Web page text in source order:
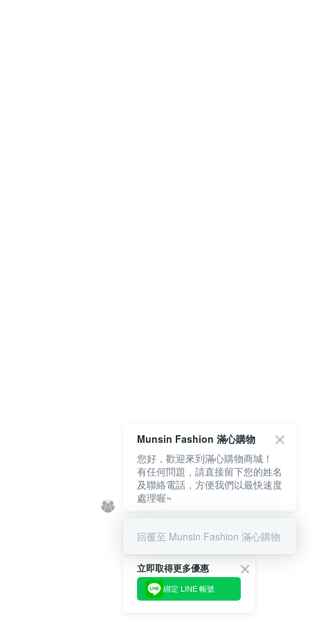
立即取得更多優惠
綁定 LINE 帳號
Munsin Fashion 滿心購物
您好，歡迎來到滿心購物商城！
有任何問題，請直接留下您的姓名
及聯絡電話，方便我們以最快速度
處理喔~
回覆至 Munsin Fashion 滿心購物